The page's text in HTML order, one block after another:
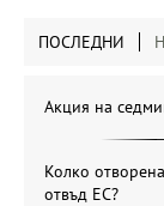
ПОСЛЕДНИ
Акция на
Колко
отвъд ЕС?